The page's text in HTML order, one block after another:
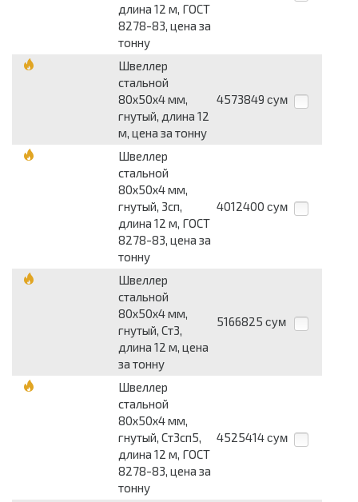
длина 12 м, ГОСТ
8278-83, цена за
тонну
Швеллер
стальной
80х50х4 мм,
гнутый, длина 12
м, цена за тонну
4573849 сум
Швеллер
стальной
80х50х4 мм,
гнутый, 3сп,
длина 12 м, ГОСТ
8278-83, цена за
тонну
4012400 сум
Швеллер
стальной
80х50х4 мм,
гнутый, Ст3,
длина 12 м, цена
за тонну
5166825 сум
Швеллер
стальной
80х50х4 мм,
гнутый, Ст3сп5,
длина 12 м, ГОСТ
8278-83, цена за
тонну
4525414 сум